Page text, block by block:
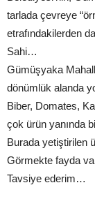
tarlada çevreye
etrafındakilerden
Sahi…
Gümüşyaka
dönümlük alanda
Biber, Domates,
çok ürün yanında
Burada yetiştirilen
Görmekte fayda
Tavsiye ederim…